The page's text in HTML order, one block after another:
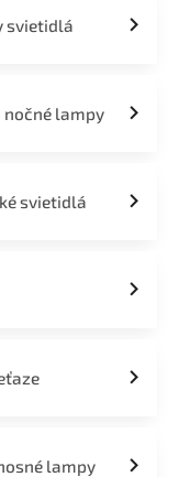
svietidlá
nočné lampy
svietidlá
lampy